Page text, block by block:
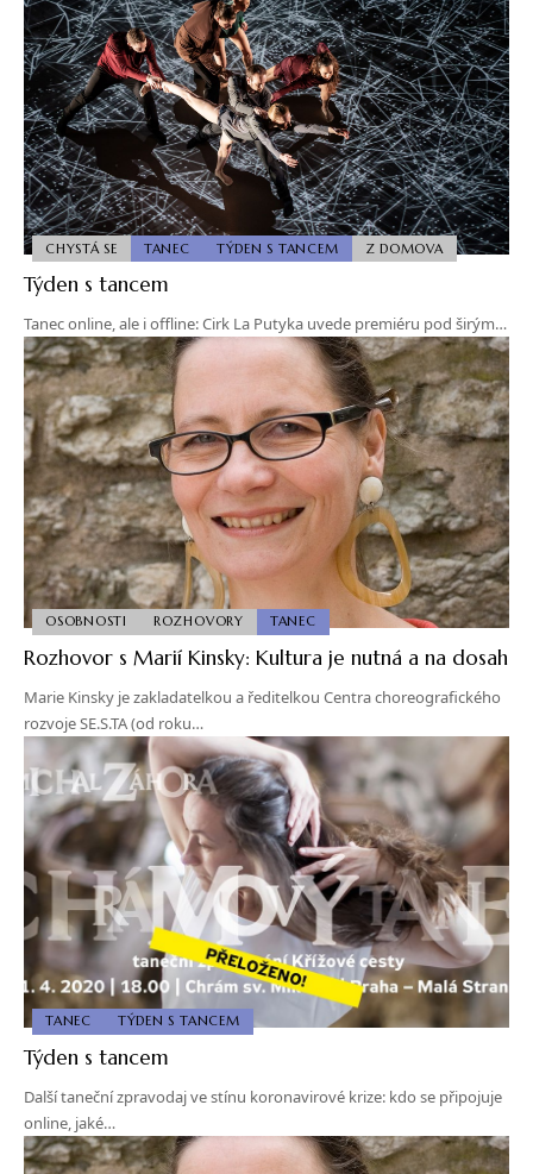
CHYSTÁ SE TANEC TÝDEN S TANCEM Z DOMOVA
Týden s tancem
Tanec online, ale i offline: Cirk La Putyka uvede premiéru pod širým…
OSOBNOSTI ROZHOVORY TANEC
Rozhovor s Marií Kinsky: Kultura je nutná a na dosah
Marie Kinsky je zakladatelkou a ředitelkou Centra choreografického
rozvoje SE.S.TA (od roku…
TANEC TÝDEN S TANCEM
Týden s tancem
Další taneční zpravodaj ve stínu koronavirové krize: kdo se připojuje
online, jaké…